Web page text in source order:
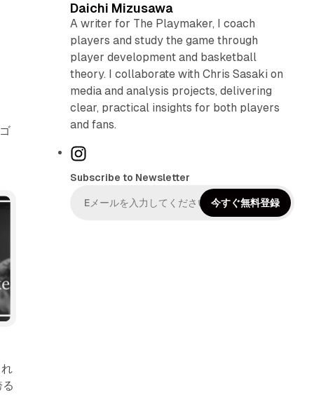
Daichi Mizusawa
A writer for The Playmaker, I coach
players and study the game through
player development and basketball
theory. I collaborate with Chris Sasaki on
media and analysis projects, delivering
clear, practical insights for both players
and fans.
I
t
Subscribe to Newsletter
今すぐ無料登録